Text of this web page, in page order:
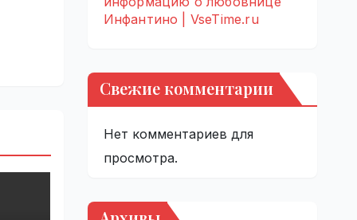
Инфантино | VseTime.ru
Свежие комментарии
Нет комментариев для
просмотра.